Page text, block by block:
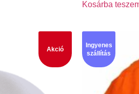
Kosárba
Akció
Ingyenes
szállítás